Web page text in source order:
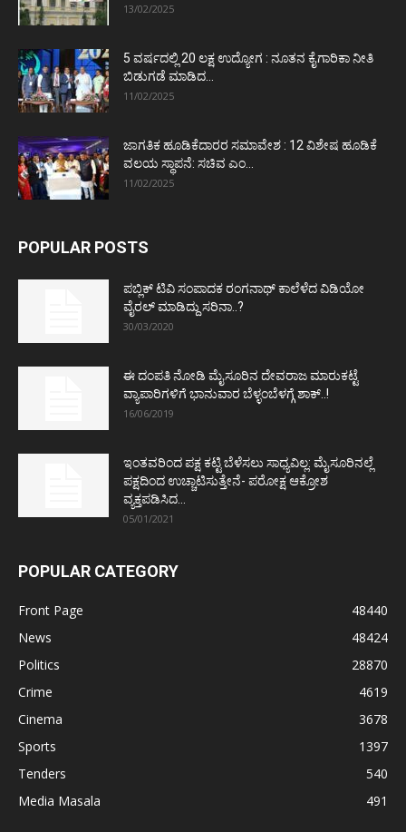
13/02/2025
5 ವರ್ಷದಲ್ಲಿ 20 ಲಕ್ಷ ಉದ್ಯೋಗ : ನೂತನ ಕೈಗಾರಿಕಾ ನೀತಿ
ಬಿಡುಗಡೆ ಮಾಡಿದ...
11/02/2025
ಜಾಗತಿಕ ಹೂಡಿಕೆದಾರರ ಸಮಾವೇಶ : 12 ವಿಶೇಷ ಹೂಡಿಕೆ
ವಲಯ ಸ್ಥಾಪನೆ: ಸಚಿವ ಎಂ...
11/02/2025
POPULAR POSTS
ಪಬ್ಲಿಕ್ ಟಿವಿ ಸಂಪಾದಕ ರಂಗನಾಥ್ ಕಾಲೆಳೆದ ವಿಡಿಯೋ
ವೈರಲ್ ಮಾಡಿದ್ದು ಸರಿನಾ..?
30/03/2020
ಈ ದಂಪತಿ ನೋಡಿ ಮೈಸೂರಿನ ದೇವರಾಜ ಮಾರುಕಟ್ಟೆ
ವ್ಯಾಪಾರಿಗಳಿಗೆ ಭಾನುವಾರ ಬೆಳ್ಳಂಬೆಳಗ್ಗೆ ಶಾಕ್..!
16/06/2019
ಇಂತವರಿಂದ ಪಕ್ಷ ಕಟ್ಟಿ ಬೆಳೆಸಲು ಸಾಧ್ಯವಿಲ್ಲ: ಮೈಸೂರಿನಲ್ಲೆ
ಪಕ್ಷದಿಂದ ಉಚ್ಚಾಟಿಸುತ್ತೇನೆ- ಪರೋಕ್ಷ ಆಕ್ರೋಶ
ವ್ಯಕ್ತಪಡಿಸಿದ...
05/01/2021
POPULAR CATEGORY
Front Page
48440
News
48424
Politics
28870
Crime
4619
Cinema
3678
Sports
1397
Tenders
540
Media Masala
491